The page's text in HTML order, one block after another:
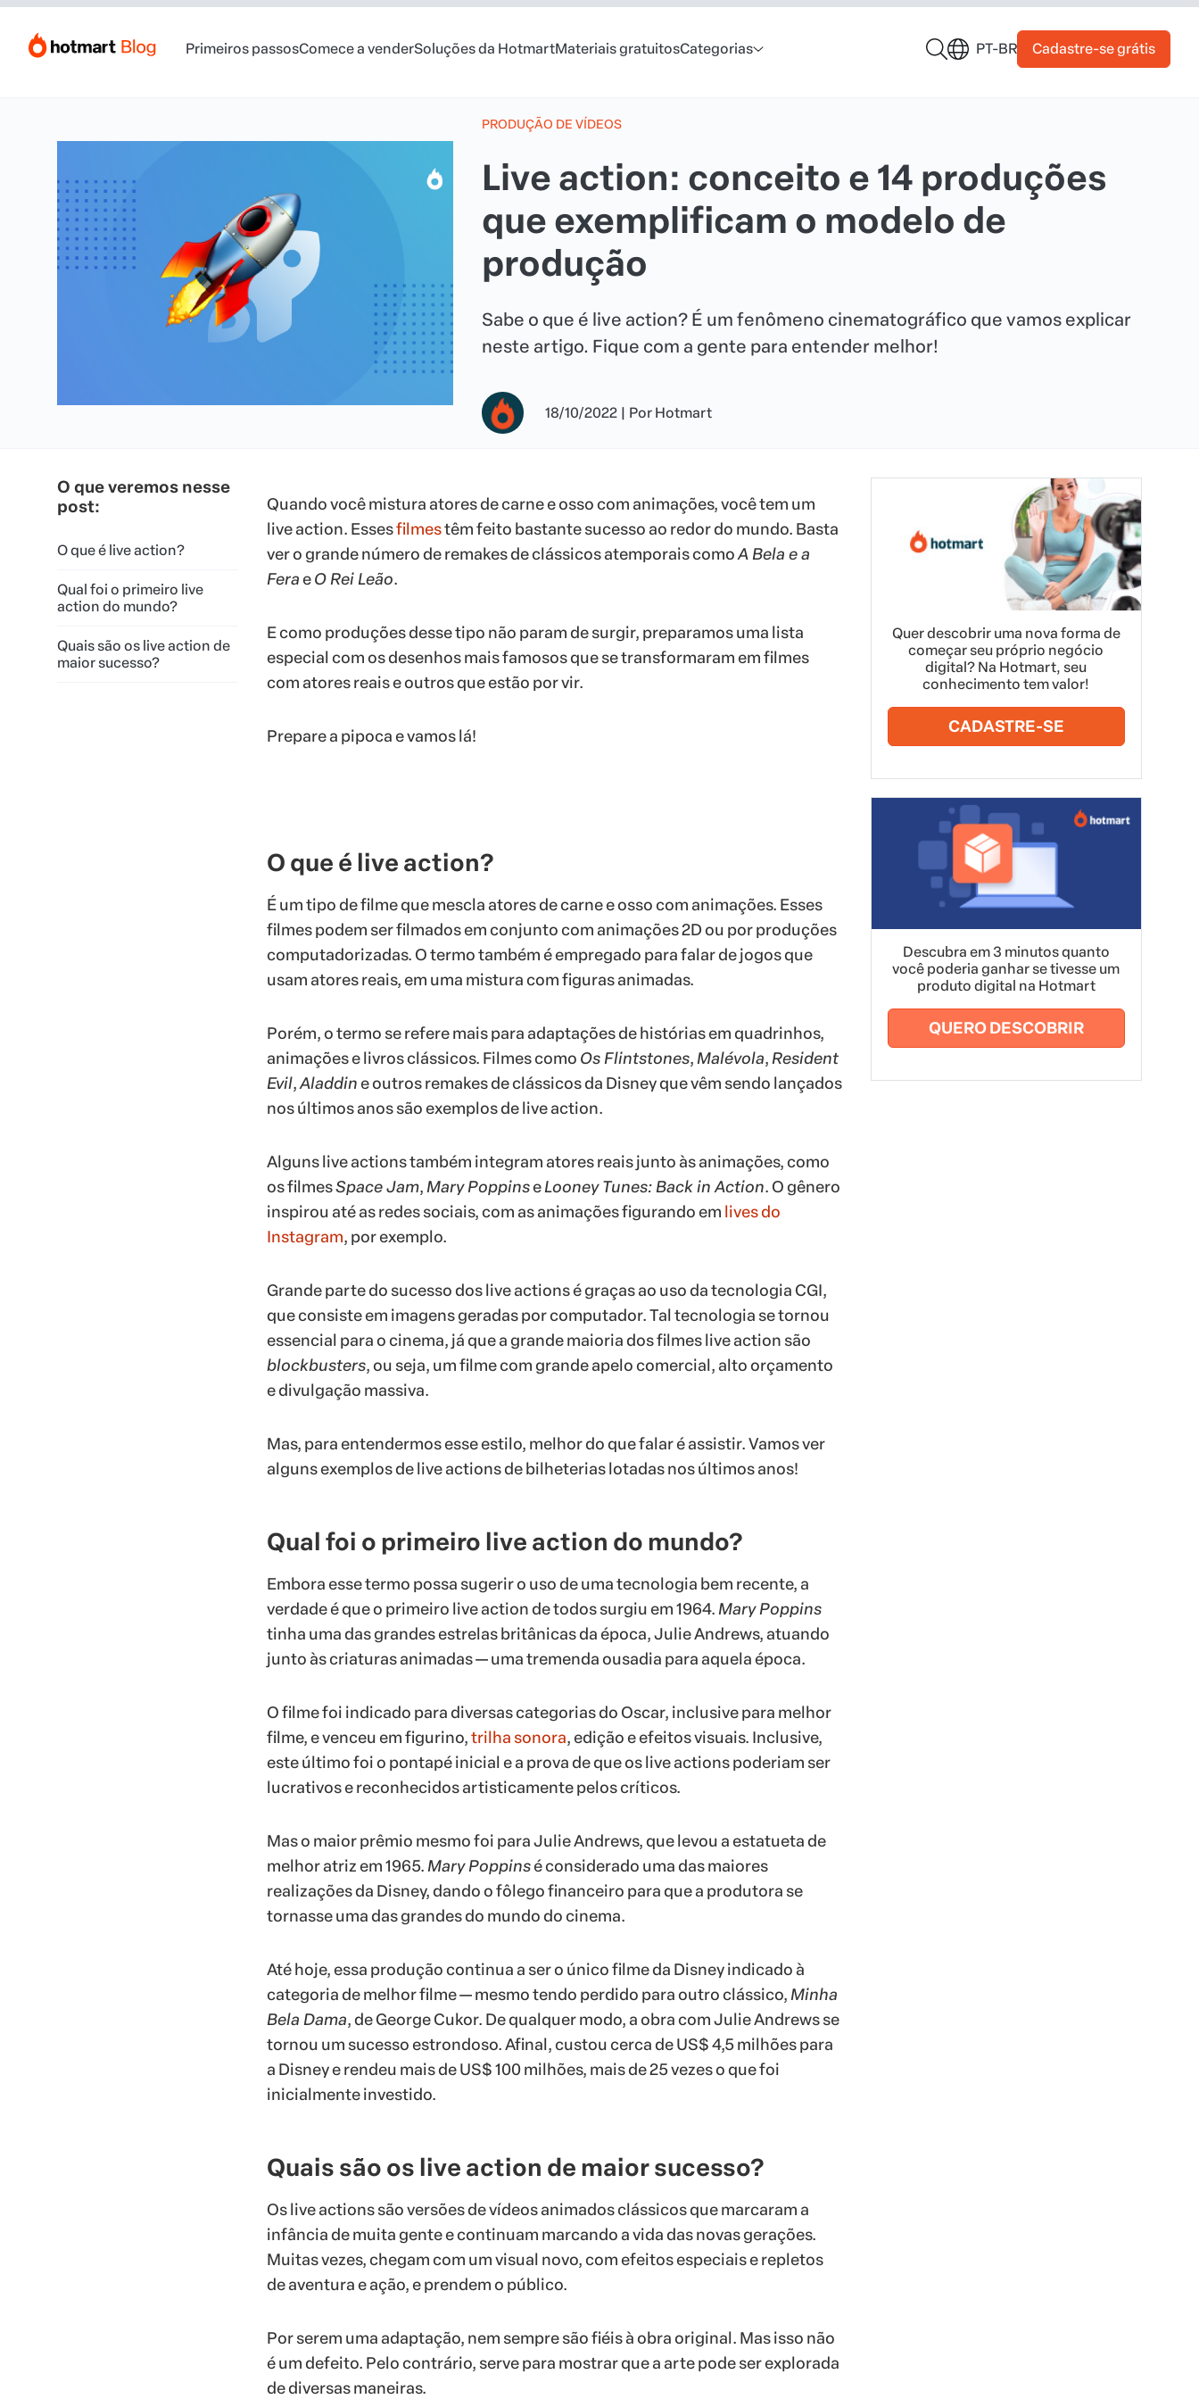
Primeiros passosComece a venderSoluções da HotmartMateriais gratuitosCategorias PT-BR Cadastre-se grátis
PRODUÇÃO DE VÍDEOS
Live action: conceito e 14 produções
que exemplificam o modelo de
produção
Sabe o que é live action? É um fenômeno cinematográfico que vamos explicar
neste artigo. Fique com a gente para entender melhor!
18/10/2022 | Por Hotmart
O que veremos nesse
post:
O que é live action?
Qual foi o primeiro live
action do mundo?
Quais são os live action de
maior sucesso?
Quando você mistura atores de carne e osso com animações, você tem um
live action. Essesfilmestêm feito bastante sucesso ao redor do mundo. Basta
ver o grande número de remakes de clássicos atemporais comoA Bela e a
FeraeO Rei Leão.
E como produções desse tipo não param de surgir, preparamos uma lista
especial com os desenhos mais famosos que se transformaram em filmes
com atores reais e outros que estão por vir.
Prepare a pipoca e vamos lá!
O que é live action?
É um tipo de filme que mescla atores de carne e osso com animações. Esses
filmes podem ser filmados em conjunto com animações 2D ou por produções
computadorizadas. O termo também é empregado para falar de jogos que
usam atores reais, em uma mistura com figuras animadas.
Porém, o termo se refere mais para adaptações de histórias em quadrinhos,
animações e livros clássicos. Filmes como Os Flintstones,Malévola,Resident
Evil,Aladdine outros remakes de clássicos da Disney que vêm sendo lançados
nos últimos anos são exemplos de live action.
Alguns live actions também integram atores reais junto às animações, como
os filmesSpace Jam,Mary PoppinseLooney Tunes: Back in Action. O gênero
inspirou até as redes sociais, com as animações figurando em lives do
Instagram, por exemplo.
Grande parte do sucesso dos live actions é graças ao uso da tecnologia CGI,
que consiste em imagens geradas por computador. Tal tecnologia se tornou
essencial para o cinema, já que a grande maioria dos filmes live action são
blockbusters, ou seja, um filme com grande apelo comercial, alto orçamento
e divulgação massiva.
Mas, para entendermos esse estilo, melhor do que falar é assistir. Vamos ver
alguns exemplos de live actions de bilheterias lotadas nos últimos anos!
Qual foi o primeiro live action do mundo?
Embora esse termo possa sugerir o uso de uma tecnologia bem recente, a
verdade é que o primeiro live action de todos surgiu em 1964.Mary Poppins
tinha uma das grandes estrelas britânicas da época, Julie Andrews, atuando
junto às criaturas animadas — uma tremenda ousadia para aquela época.
O filme foi indicado para diversas categorias do Oscar, inclusive para melhor
filme, e venceu em figurino,trilha sonora, edição e efeitos visuais. Inclusive,
este último foi o pontapé inicial e a prova de que os live actions poderiam ser
lucrativos e reconhecidos artisticamente pelos críticos.
Mas o maior prêmio mesmo foi para Julie Andrews, que levou a estatueta de
melhor atriz em 1965.Mary Poppinsé considerado uma das maiores
realizações da Disney, dando o fôlego financeiro para que a produtora se
tornasse uma das grandes do mundo do cinema.
Até hoje, essa produção continua a ser o único filme da Disney indicado à
categoria de melhor filme — mesmo tendo perdido para outro clássico,Minha
Bela Dama, de George Cukor. De qualquer modo, a obra com Julie Andrews se
tornou um sucesso estrondoso. Afinal, custou cerca de US$ 4,5 milhões para
a Disney e rendeu mais de US$ 100 milhões, mais de 25 vezes o que foi
inicialmente investido.
Quais são os live action de maior sucesso?
Os live actions são versões de vídeos animados clássicos que marcaram a
infância de muita gente e continuam marcando a vida das novas gerações.
Muitas vezes, chegam com um visual novo, com efeitos especiais e repletos
de aventura e ação, e prendem o público.
Por serem uma adaptação, nem sempre são fiéis à obra original. Mas isso não
é um defeito. Pelo contrário, serve para mostrar que a arte pode ser explorada
de diversas maneiras.
Quer descobrir uma nova forma de
começar seu próprio negócio
digital? Na Hotmart, seu
conhecimento tem valor!
CADASTRE-SE
Descubra em 3 minutos quanto
você poderia ganhar se tivesse um
produto digital na Hotmart
QUERO DESCOBRIR